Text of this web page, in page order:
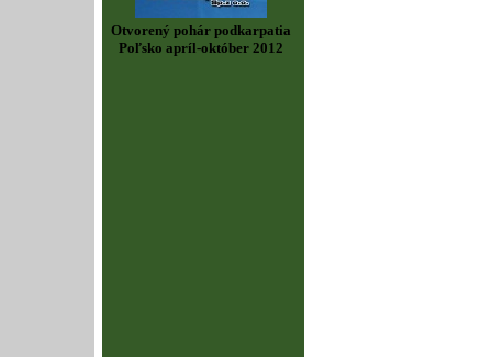
Otvorený pohár podkarpatia
Poľsko apríl-október 2012